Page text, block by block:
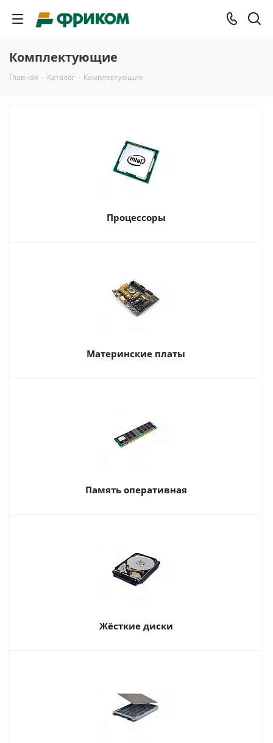
Комплектующие
Главная - Каталог - Комплектующие
Процессоры
Материнские платы
Память оперативная
Жёсткие диски